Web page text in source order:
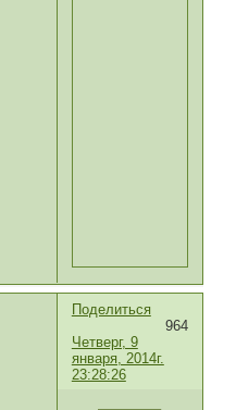
Поделиться
964
Четверг, 9
января, 2014г.
23:28:26